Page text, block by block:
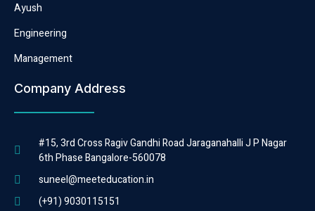
Ayush
Engineering
Management
Company Address
#15, 3rd Cross Ragiv Gandhi Road Jaraganahalli J P Nagar
6th Phase Bangalore-560078
suneel@meeteducation.in
(+91) 9030115151